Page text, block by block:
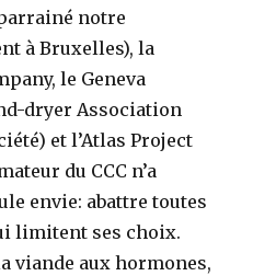
notre
à Bruxelles), la
le Geneva
dryer Association
et l’Atlas Project
du CCC n’a
envie: abattre toutes
limitent ses choix.
viande aux hormones,